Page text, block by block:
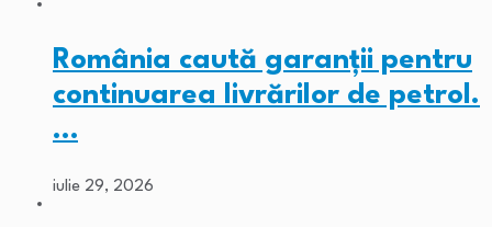
România caută garanții pentru
continuarea livrărilor de petrol.
…
iulie 29, 2026